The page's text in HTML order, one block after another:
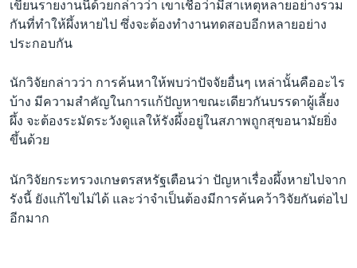
เขียนรายงานนี้ด้วยกล่าวว่า เขาเชื่อว่ามีสาเหตุหลายอย่างรวม
กันที่ทำให้ผึ้งหายไป ซึ่งจะต้องทำงานทดสอบอีกหลายอย่าง
ประกอบกัน
นักวิจัยกล่าวว่า การค้นหาให้พบว่าปัจจัยอื่นๆ เหล่านั้นคืออะไร
บ้าง มีความสำคัญในการแก้ปัญหาขณะเดียวกันบรรดาผู้เลี้ยง
ผึ้ง จะต้องระมัดระวังดูแลให้รังผึ้งอยู่ในสภาพถูกสุขอนามัยยิ่ง
ขึ้นด้วย
นักวิจัยกระทรวงเกษตรสหรัฐเตือนว่า ปัญหาเรื่องผึ้งหายไปจาก
รังนี้ ยังแก้ไขไม่ได้ และว่าจำเป็นต้องมีการค้นคว้าวิจัยกันต่อไป
อีกมาก